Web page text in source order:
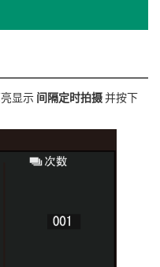
显示 间隔定时拍摄并按下